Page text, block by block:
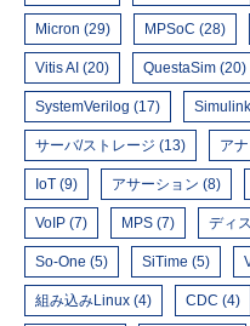
Micron (29) MPSoC (28)
Vitis AI (20) QuestaSim (20)
SystemVerilog (17)
サーバ/ストレージ (13) ア
IoT (9) アサーション (8)
VoIP (7) MPS (7) ディ
So-One (5) SiTime (5)
組み込みLinux (4) CDC (4)